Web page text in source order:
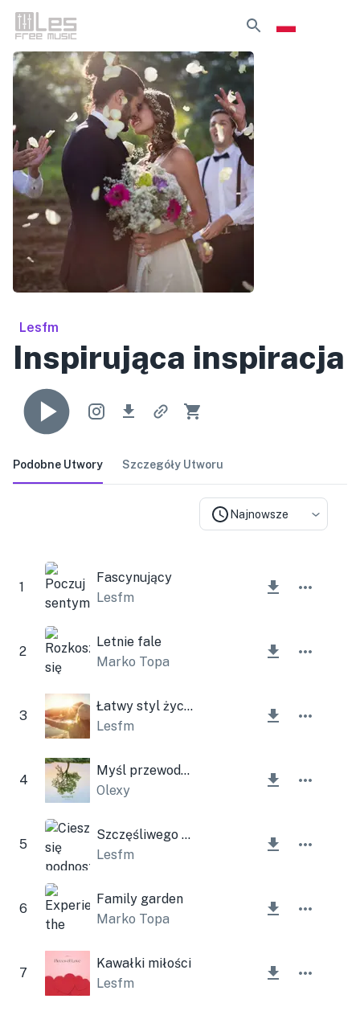
Lesfm
Inspirująca inspiracja
Podobne Utwory Szczegóły Utworu
Najnowsze
1
Fascynujący
Lesfm
2
Letnie fale
Marko Topa
3
Łatwy styl życia
Lesfm
4
Myśl przewodnia
Olexy
5
Szczęśliwego spaceru
Lesfm
6
Family garden
Marko Topa
7
Kawałki miłości
Lesfm